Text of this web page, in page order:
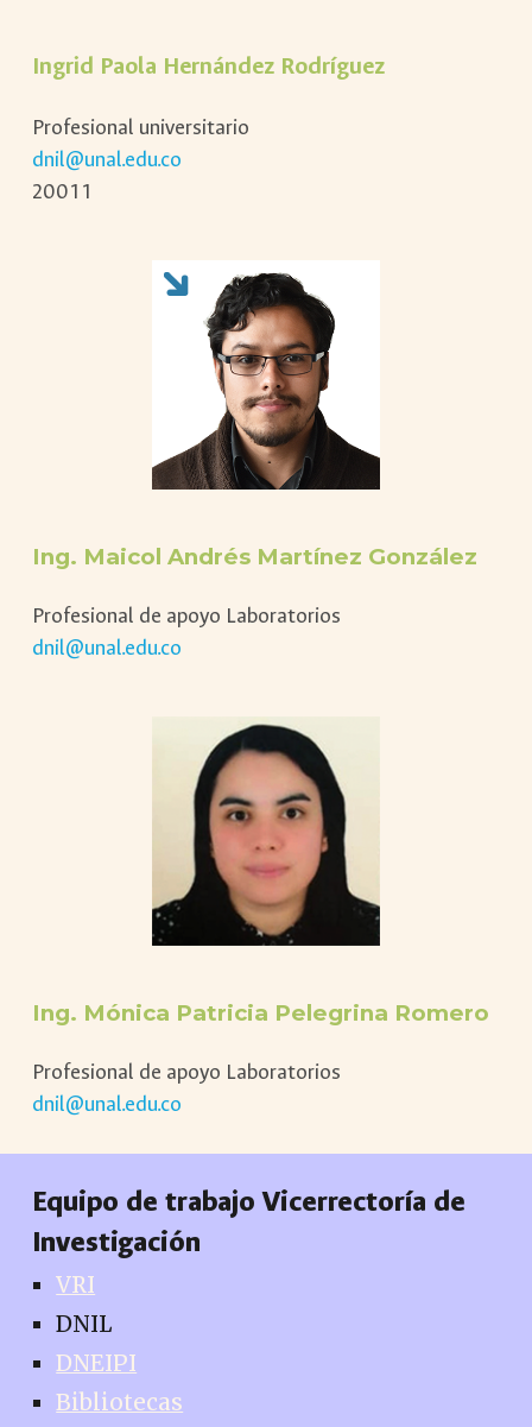
Ingrid Paola Hernández Rodríguez
Profesional universitario
dnil@unal.edu.co
20011
Ing. Maicol Andrés Martínez González
Profesional de apoyo Laboratorios
dnil@unal.edu.co
Ing. Mónica Patricia Pelegrina Romero
Profesional de apoyo Laboratorios
dnil@unal.edu.co
Equipo de trabajo Vicerrectoría de
Investigación
VRI
DNIL
DNEIPI
Bibliotecas